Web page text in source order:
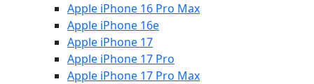
Apple iPhone 16 Pro Max
Apple iPhone 16e
Apple iPhone 17
Apple iPhone 17 Pro
Apple iPhone 17 Pro Max